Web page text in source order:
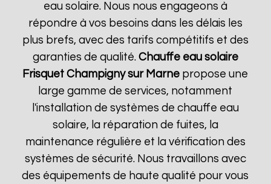
eau solaire. Nous nous engageons à
répondre à vos besoins dans les délais les
plus brefs, avec des tarifs compétitifs et des
garanties de qualité. Chauffe eau solaire
Frisquet Champigny sur Marne propose une
large gamme de services, notamment
l'installation de systèmes de chauffe eau
solaire, la réparation de fuites, la
maintenance régulière et la vérification des
systèmes de sécurité. Nous travaillons avec
des équipements de haute qualité pour vous